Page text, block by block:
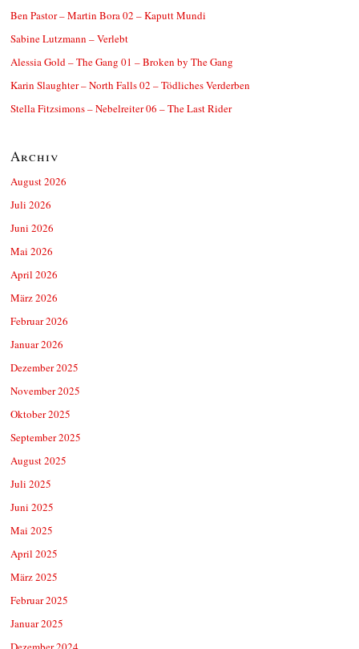
Ben Pastor – Martin Bora 02 – Kaputt Mundi
Sabine Lutzmann – Verlebt
Alessia Gold – The Gang 01 – Broken by The Gang
Karin Slaughter – North Falls 02 – Tödliches Verderben
Stella Fitzsimons – Nebelreiter 06 – The Last Rider
Archiv
August 2026
Juli 2026
Juni 2026
Mai 2026
April 2026
März 2026
Februar 2026
Januar 2026
Dezember 2025
November 2025
Oktober 2025
September 2025
August 2025
Juli 2025
Juni 2025
Mai 2025
April 2025
März 2025
Februar 2025
Januar 2025